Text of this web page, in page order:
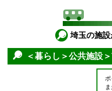
埼玉の施
＜暮らし＞公共施設